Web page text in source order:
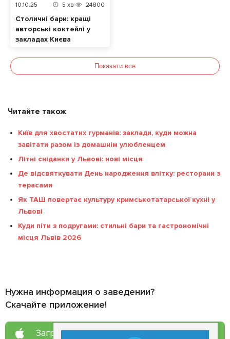
10.10.25 5 хв 24800
Столичні бари: кращі
авторські коктейлі у
закладах Києва
Показати все
Читайте також
Київ для хвостатих гурманів: заклади, куди можна
завітати разом із домашнім улюбленцем
Літні сніданки у Львові: нові місця
Де відсвяткувати День народження влітку: ресторани з
терасами
Як ТАШ повертає культуру кримськотатарської кухні у
Львові
Куди піти з подругами: стильні бари та гастрономічні
місця Львів 2026
Нужна информация о заведении?
Скачайте приложение!
Загрузите в App Store